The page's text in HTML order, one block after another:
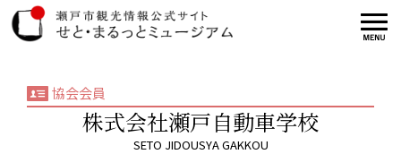
協会会員
株式会社瀬戸自動車学校
SETO JIDOUSYA GAKKOU